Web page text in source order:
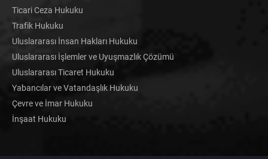
Ticari Ceza Hukuku
Trafik Hukuku
Uluslararası İnsan Hakları Hukuku
Uluslararası İşlemler ve Uyuşmazlık Çözümü
Uluslararası Ticaret Hukuku
Yabancılar ve Vatandaşlık Hukuku
Çevre ve İmar Hukuku
İnşaat Hukuku